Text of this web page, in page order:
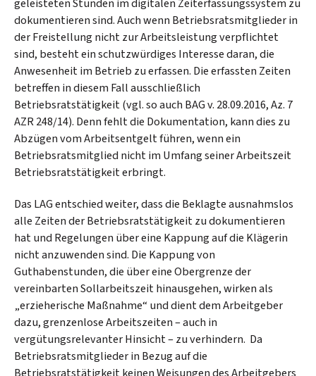
geleisteten Stunden im digitalen Zeiterfassungssystem zu
dokumentieren sind. Auch wenn Betriebsratsmitglieder in
der Freistellung nicht zur Arbeitsleistung verpflichtet
sind, besteht ein schutzwürdiges Interesse daran, die
Anwesenheit im Betrieb zu erfassen. Die erfassten Zeiten
betreffen in diesem Fall ausschließlich
Betriebsratstätigkeit (vgl. so auch BAG v. 28.09.2016, Az. 7
AZR 248/14). Denn fehlt die Dokumentation, kann dies zu
Abzügen vom Arbeitsentgelt führen, wenn ein
Betriebsratsmitglied nicht im Umfang seiner Arbeitszeit
Betriebsratstätigkeit erbringt.
Das LAG entschied weiter, dass die Beklagte ausnahmslos
alle Zeiten der Betriebsratstätigkeit zu dokumentieren
hat und Regelungen über eine Kappung auf die Klägerin
nicht anzuwenden sind. Die Kappung von
Guthabenstunden, die über eine Obergrenze der
vereinbarten Sollarbeitszeit hinausgehen, wirken als
„erzieherische Maßnahme“ und dient dem Arbeitgeber
dazu, grenzenlose Arbeitszeiten – auch in
vergütungsrelevanter Hinsicht – zu verhindern. Da
Betriebsratsmitglieder in Bezug auf die
Betriebsratstätigkeit keinen Weisungen des Arbeitgebers